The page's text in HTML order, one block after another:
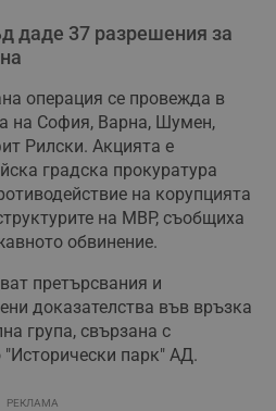
даде 37 разрешения за
операция се провежда в
на София, Варна, Шумен,
Рилски. Акцията е
градска прокуратура
на корупцията
на МВР, съобщиха
обвинение.
претърсвания и
доказателства във връзка
група, свързана с
парк" АД.
РЕКЛАМА